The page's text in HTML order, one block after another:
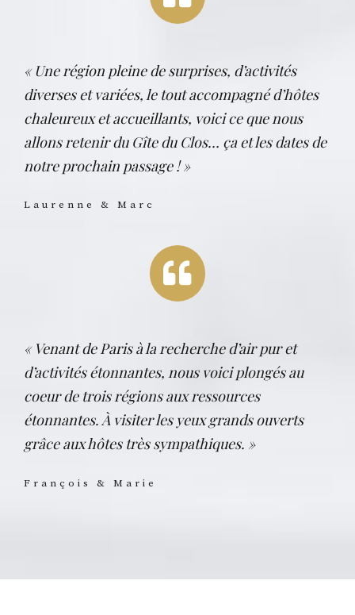
« Une région pleine de surprises, d’activités
diverses et variées, le tout accompagné d’hôtes
chaleureux et accueillants, voici ce que nous
allons retenir du Gîte du Clos… ça et les dates de
notre prochain passage ! »
Laurenne & Marc
« Venant de Paris à la recherche d’air pur et
d’activités étonnantes, nous voici plongés au
coeur de trois régions aux ressources
étonnantes. À visiter les yeux grands ouverts
grâce aux hôtes très sympathiques. »
François & Marie